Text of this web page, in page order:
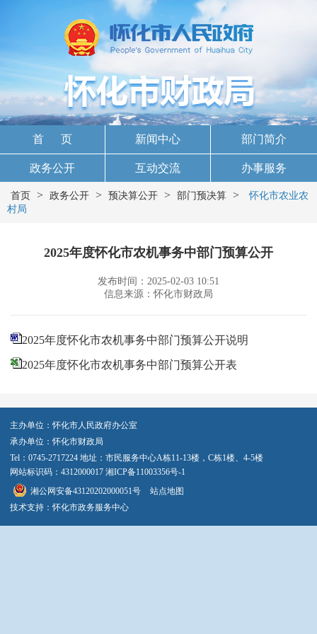
首 页 新闻中心 部门简介
政务公开 互动交流 办事服务
首页 > 政务公开 > 预决算公开 > 部门预决算 >
怀化市农业农
村局
2025年度怀化市农机事务中部门预算公开
发布时间：2025-02-03 10:51
信息来源：怀化市财政局
2025年度怀化市农机事务中部门预算公开说明
2025年度怀化市农机事务中部门预算公开表
主办单位：怀化市人民政府办公室
承办单位：怀化市财政局
Tel：0745-2717224 地址：市民服务中心A栋11-13楼，C栋1楼、4-5楼
网站标识码：4312000017 湘ICP备11003356号-1
湘公网安备43120202000051号
站点地图
技术支持：怀化市政务服务中心